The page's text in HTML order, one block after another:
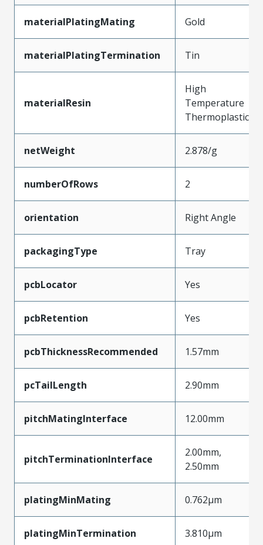
materialPlatingMating Gold
materialPlatingTermination Tin
materialResin
High
Temperature
Thermoplastic
netWeight 2.878/g
numberOfRows 2
orientation Right Angle
packagingType Tray
pcbLocator Yes
pcbRetention Yes
pcbThicknessRecommended 1.57mm
pcTailLength 2.90mm
pitchMatingInterface 12.00mm
pitchTerminationInterface
2.00mm,
2.50mm
platingMinMating 0.762µm
platingMinTermination 3.810µm